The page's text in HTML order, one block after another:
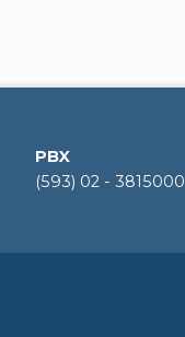
PBX
(593) 02 - 3815000